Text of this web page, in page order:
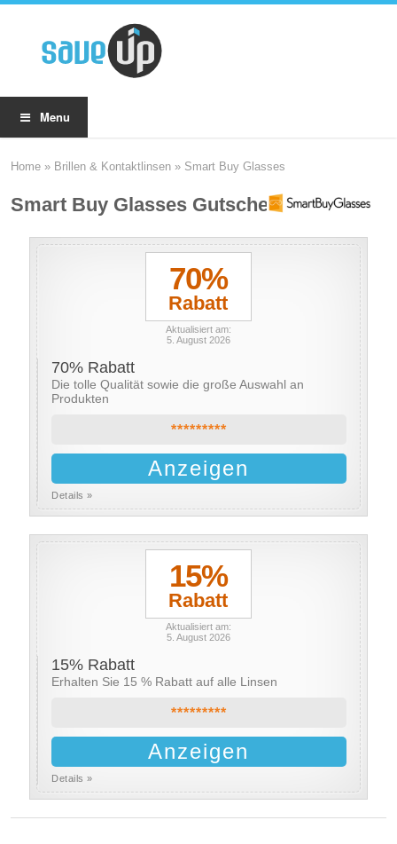
Menu
Home » Brillen & Kontaktlinsen » Smart Buy Glasses
Smart Buy Glasses Gutscheine
70%
Rabatt
Aktualisiert am:
5. August 2026
70% Rabatt
Die tolle Qualität sowie die große Auswahl an
Produkten
*********
Anzeigen
Details »
15%
Rabatt
Aktualisiert am:
5. August 2026
15% Rabatt
Erhalten Sie 15 % Rabatt auf alle Linsen
*********
Anzeigen
Details »